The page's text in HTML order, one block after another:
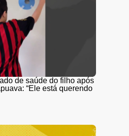
de saúde do filho após
“Ele está querendo